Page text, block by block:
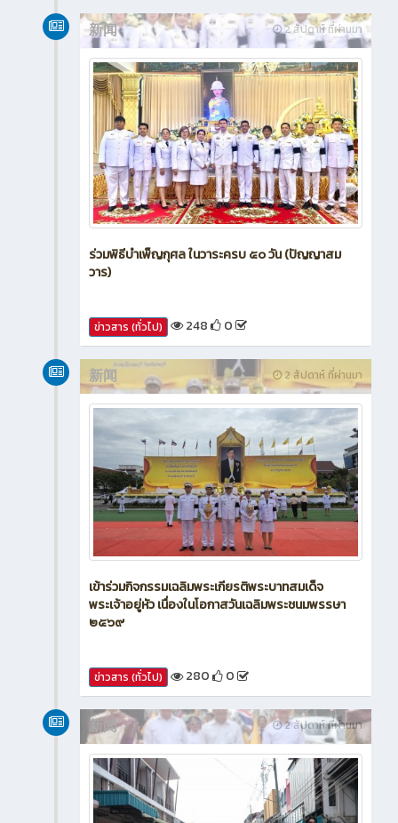
กรกฎาคม 2026
2 สัปดาห์ ที่ผ่านมา
新闻
ร่วมพิธีบำเพ็ญกุศล ในวาระครบ ๕๐ วัน (ปัญญาสม
248 0
新闻
เข้าร่วมกิจกรรมเฉลิมพระเกียรติพระบาทสมเด็จ
พระเจ้าอยู่หัว เนื่องในโอกาสวันเฉลิมพระชนมพรรษา
280 0
2 สัปดาห์ ที่ผ่านมา
新闻